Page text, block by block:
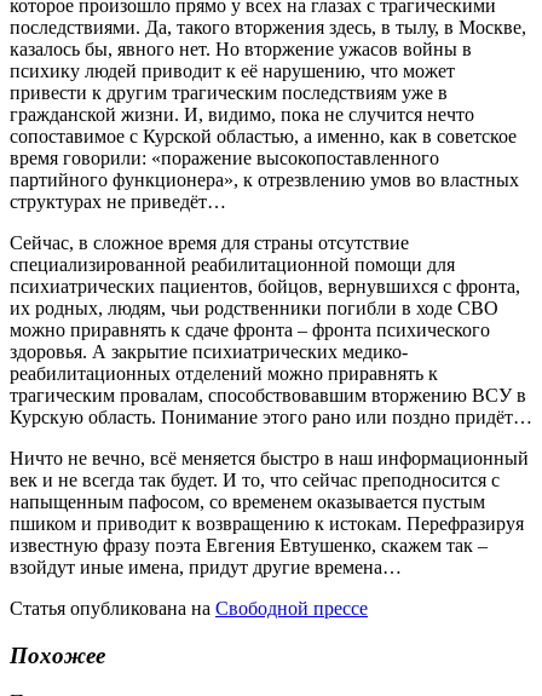
которое произошло прямо у всех на глазах с трагическими
последствиями. Да, такого вторжения здесь, в тылу, в Москве,
казалось бы, явного нет. Но вторжение ужасов войны в
психику людей приводит к её нарушению, что может
привести к другим трагическим последствиям уже в
гражданской жизни. И, видимо, пока не случится нечто
сопоставимое с Курской областью, а именно, как в советское
время говорили: «поражение высокопоставленного
партийного функционера», к отрезвлению умов во властных
структурах не приведёт…
Сейчас, в сложное время для страны отсутствие
специализированной реабилитационной помощи для
психиатрических пациентов, бойцов, вернувшихся с фронта,
их родных, людям, чьи родственники погибли в ходе СВО
можно приравнять к сдаче фронта – фронта психического
здоровья. А закрытие психиатрических медико-
реабилитационных отделений можно приравнять к
трагическим провалам, способствовавшим вторжению ВСУ в
Курскую область. Понимание этого рано или поздно придёт…
Ничто не вечно, всё меняется быстро в наш информационный
век и не всегда так будет. И то, что сейчас преподносится с
напыщенным пафосом, со временем оказывается пустым
пшиком и приводит к возвращению к истокам. Перефразируя
известную фразу поэта Евгения Евтушенко, скажем так –
взойдут иные имена, придут другие времена…
Статья опубликована на Свободной прессе
Похожее